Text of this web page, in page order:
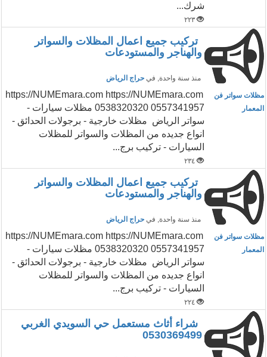
شرك...
٢٢٣
تركيب جميع اعمال المظلات والسواتر
والهناجر والمستودعات
منذ سنة واحدة, في حراج الرياض
مظلات سواتر فن
المعمار
https://NUMEmara.com https://NUMEmara.com
0538320320 0557341957 مظلات سيارات -
سواتر الرياض مظلات خارجية - برجولات الحدائق -
انواع جديده من المظلات والسواتر للمظلات
السيارات - تركيب برج...
٢٣٤
تركيب جميع اعمال المظلات والسواتر
والهناجر والمستودعات
منذ سنة واحدة, في حراج الرياض
مظلات سواتر فن
المعمار
https://NUMEmara.com https://NUMEmara.com
0538320320 0557341957 مظلات سيارات -
سواتر الرياض مظلات خارجية - برجولات الحدائق -
انواع جديده من المظلات والسواتر للمظلات
السيارات - تركيب برج...
٢٢٤
شراء أثاث مستعمل حي السويدي الغربي
0530369499